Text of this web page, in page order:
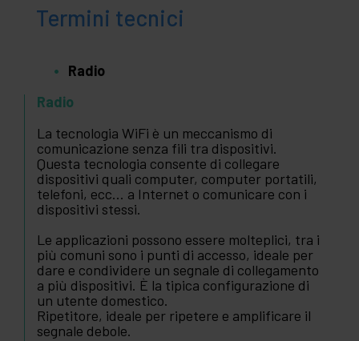
Termini tecnici
Radio
Radio
La tecnologia WiFi è un meccanismo di
comunicazione senza fili tra dispositivi.
Questa tecnologia consente di collegare
dispositivi quali computer, computer portatili,
telefoni, ecc... a Internet o comunicare con i
dispositivi stessi.
Le applicazioni possono essere molteplici, tra i
più comuni sono i punti di accesso, ideale per
dare e condividere un segnale di collegamento
a più dispositivi. È la tipica configurazione di
un utente domestico.
Ripetitore, ideale per ripetere e amplificare il
segnale debole.